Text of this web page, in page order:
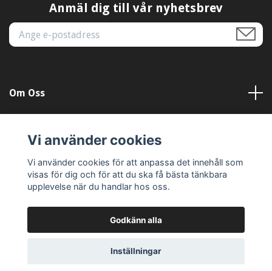
Anmäl dig till vår nyhetsbrev
Om Oss
Läs mer
© 2026 Dekal-Dag
Vi använder cookies
Vi använder cookies för att anpassa det innehåll som
visas för dig och för att du ska få bästa tänkbara
upplevelse när du handlar hos oss.
Godkänn alla
Inställningar